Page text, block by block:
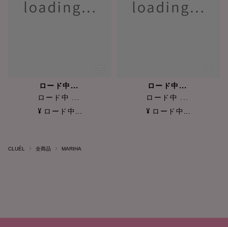
ロード中...
ロード中 ...
¥ ロード中...
ロード中...
ロード中 ...
¥ ロード中...
CLUÉL 全商品 MARIHA